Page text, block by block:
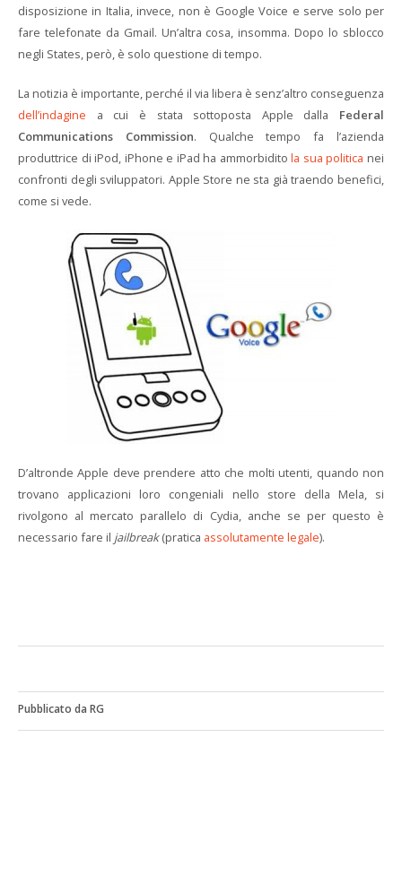
disposizione in Italia, invece, non è Google Voice e serve solo per
fare telefonate da Gmail. Un’altra cosa, insomma. Dopo lo sblocco
negli States, però, è solo questione di tempo.
La notizia è importante, perché il via libera è senz’altro conseguenza
dell’indagine a cui è stata sottoposta Apple dalla Federal
Communications Commission. Qualche tempo fa l’azienda
produttrice di iPod, iPhone e iPad ha ammorbiditola sua politica nei
confronti degli sviluppatori. Apple Store ne sta già traendo benefici,
come si vede.
D’altronde Apple deve prendere atto che molti utenti, quando non
trovano applicazioni loro congeniali nello store della Mela, si
rivolgono al mercato parallelo di Cydia, anche se per questo è
necessario fare il jailbreak(pratica assolutamente legale).
Pubblicato da RG